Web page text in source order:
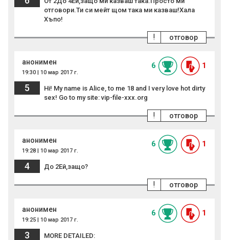
отговори.Ти си мейт щом така ми казваш!Хала
Хъпо!
отговор
!
анонимен
19:30 | 10 мар 2017 г.
6 1
5
Hi! My name is Alice, to me 18 and I very love hot dirty
sex! Go to my site: vip-file-xxx.org
отговор
!
анонимен
19:28 | 10 мар 2017 г.
6 1
4 До 2Ей,защо?
отговор
!
анонимен
19:25 | 10 мар 2017 г.
6 1
3 MORE DETAILED: